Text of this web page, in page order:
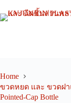
to
content
Home
ขวดหยด และ ขวดฝา
Pointed-Cap Bottle